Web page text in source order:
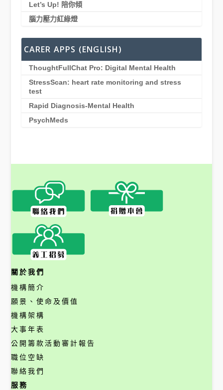
Let’s Up! 陪你傾
腦力壓力紅綠燈
CARER APPS (ENGLISH)
ThoughtFullChat Pro: Digital Mental Health
StressScan: heart rate monitoring and stress
test
Rapid Diagnosis-Mental Health
PsychMeds
關於我們
機構簡介
願景、使命及價值
機構架構
大事年表
公開籌款活動審計報告
職位空缺
聯絡我們
服務